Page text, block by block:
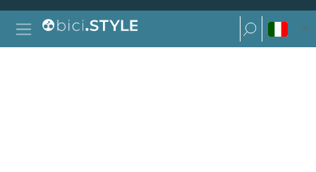
Vai al contenuto
Navigazione principale
Ricerca per:
Ricerca per: